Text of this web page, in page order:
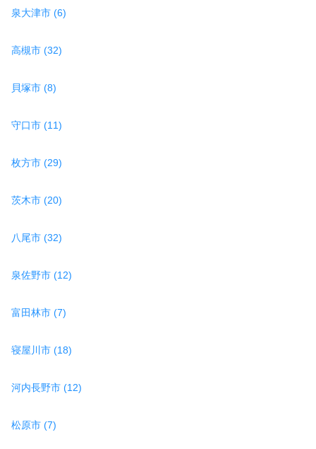
泉大津市 (6)
高槻市 (32)
貝塚市 (8)
守口市 (11)
枚方市 (29)
茨木市 (20)
八尾市 (32)
泉佐野市 (12)
富田林市 (7)
寝屋川市 (18)
河内長野市 (12)
松原市 (7)